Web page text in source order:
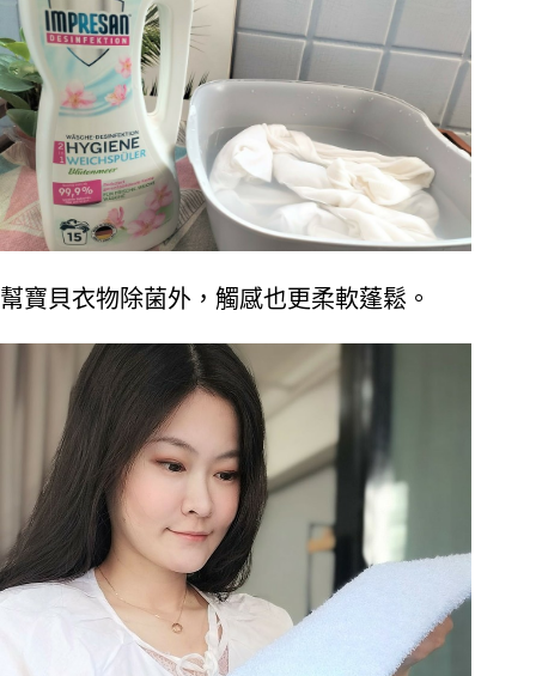
幫寶貝衣物除菌外，觸感也更柔軟蓬鬆。